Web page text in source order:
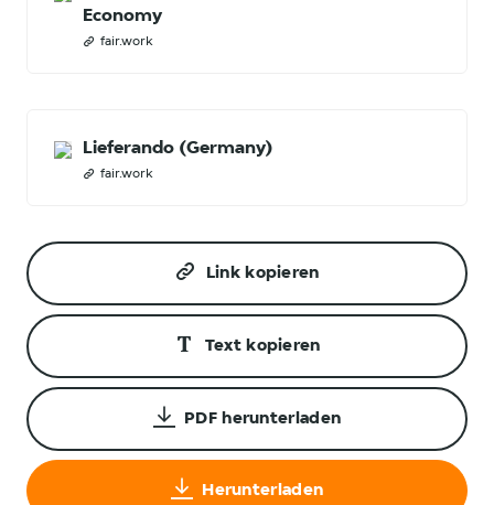
Economy
fair.work
Lieferando (Germany)
fair.work
Link kopieren
Text kopieren
PDF herunterladen
Herunterladen